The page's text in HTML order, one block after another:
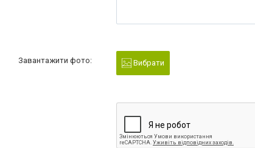
Завантажити фото: Вибрати